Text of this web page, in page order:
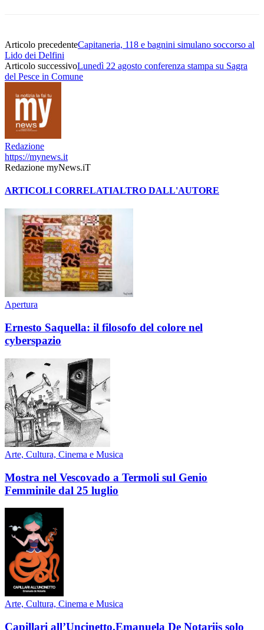
Articolo precedenteCapitaneria, 118 e bagnini simulano soccorso al
Lido dei Delfini
Articolo successivoLunedì 22 agosto conferenza stampa su Sagra
del Pesce in Comune
Redazione
https://mynews.it
Redazione myNews.iT
ARTICOLI CORRELATIALTRO DALL'AUTORE
Apertura
Ernesto Saquella: il filosofo del colore nel
cyberspazio
Arte, Cultura, Cinema e Musica
Mostra nel Vescovado a Termoli sul Genio
Femminile dal 25 luglio
Arte, Cultura, Cinema e Musica
Capillari all’Uncinetto.Emanuela De Notariis solo